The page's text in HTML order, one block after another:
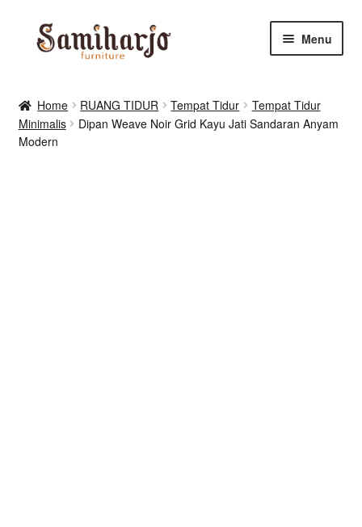
Skip
Skip
Menu
RUANG MAKAN & DAPUR
Home RUANG TIDUR Tempat Tidur
Tempat Tidur
Minimalis
Dipan Weave Noir Grid Kayu Jati Sandaran Anyam
Modern